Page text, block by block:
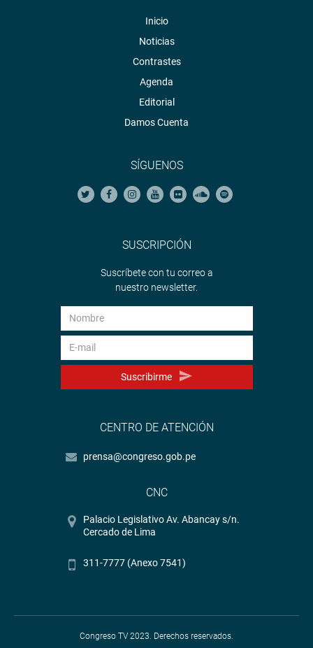
Inicio
Noticias
Contrastes
Agenda
Editorial
Damos Cuenta
SÍGUENOS
SUSCRIPCIÓN
Suscríbete con tu correo a
nuestro newsletter.
Suscribirme
CENTRO DE ATENCIÓN
prensa@congreso.gob.pe
CNC
Palacio Legislativo Av. Abancay s/n.
Cercado de Lima
311-7777 (Anexo 7541)
Congreso TV 2023. Derechos reservados.